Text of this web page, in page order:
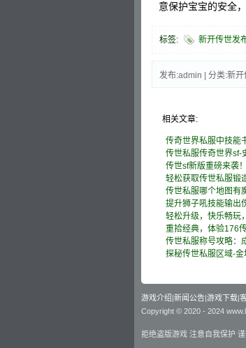
意保护宝宝的安全
标签: 新开传世发
发布:admin | 分类:新
相关文章:
传奇世界私服中技能
传世私服传奇世界sf-
传世sf新版重磅来袭
轻松获取传世私服锻
传世私服哪个地图有
提升狮子吼技能输出
轻松升级，快乐畅玩
重拾经典，体验176
传世私服称号攻略：
探秘传世私服区域-
游戏介绍|新闻公告|游戏下载|
Copyright © 2020 - 2024
拒绝盗版游戏 注意自我保护